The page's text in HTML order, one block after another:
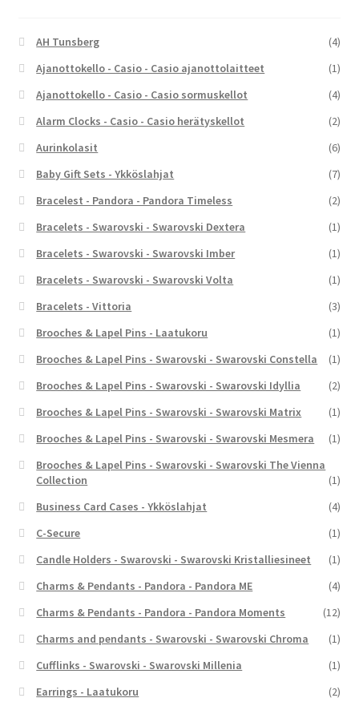
AH Tunsberg
(4)
Ajanottokello - Casio - Casio ajanottolaitteet
(1)
Ajanottokello - Casio - Casio sormuskellot
(4)
Alarm Clocks - Casio - Casio herätyskellot
(2)
Aurinkolasit
(6)
Baby Gift Sets - Ykköslahjat
(7)
Bracelest - Pandora - Pandora Timeless
(2)
Bracelets - Swarovski - Swarovski Dextera
(1)
Bracelets - Swarovski - Swarovski Imber
(1)
Bracelets - Swarovski - Swarovski Volta
(1)
Bracelets - Vittoria
(3)
Brooches & Lapel Pins - Laatukoru
(1)
Brooches & Lapel Pins - Swarovski - Swarovski Constella
(1)
Brooches & Lapel Pins - Swarovski - Swarovski Idyllia
(2)
Brooches & Lapel Pins - Swarovski - Swarovski Matrix
(1)
Brooches & Lapel Pins - Swarovski - Swarovski Mesmera
(1)
Brooches & Lapel Pins - Swarovski - Swarovski The Vienna
Collection
(1)
Business Card Cases - Ykköslahjat
(4)
C-Secure
(1)
Candle Holders - Swarovski - Swarovski Kristalliesineet
(1)
Charms & Pendants - Pandora - Pandora ME
(4)
Charms & Pendants - Pandora - Pandora Moments
(12)
Charms and pendants - Swarovski - Swarovski Chroma
(1)
Cufflinks - Swarovski - Swarovski Millenia
(1)
Earrings - Laatukoru
(2)